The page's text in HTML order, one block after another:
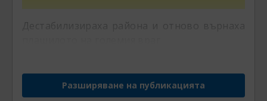
Дестабилизираха района и отново върнаха
Разширяване на публикацията